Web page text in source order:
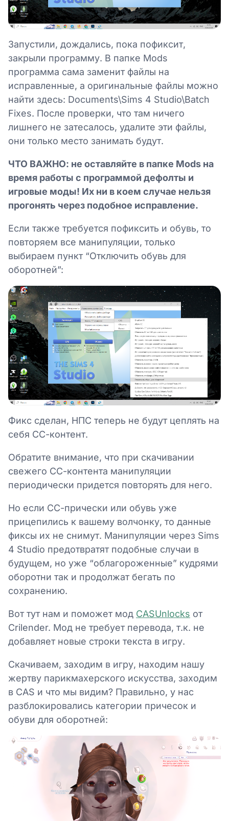
Запустили, дождались, пока пофиксит,
закрыли программу. В папке Mods
программа сама заменит файлы на
исправленные, а оригинальные файлы можно
найти здесь: Documents\Sims 4 Studio\Batch
Fixes. После проверки, что там ничего
лишнего не затесалось, удалите эти файлы,
они только место занимать будут.
ЧТО ВАЖНО: не оставляйте в папке Mods на
время работы с программой дефолты и
игровые моды! Их ни в коем случае нельзя
прогонять через подобное исправление.
Если также требуется пофиксить и обувь, то
повторяем все манипуляции, только
выбираем пункт “Отключить обувь для
оборотней”:
Фикс сделан, НПС теперь не будут цеплять на
себя СС-контент.
Обратите внимание, что при скачивании
свежего СС-контента манипуляции
периодически придется повторять для него.
Но если СС-прически или обувь уже
прицепились к вашему волчонку, то данные
фиксы их не снимут. Манипуляции через Sims
4 Studio предотвратят подобные случаи в
будущем, но уже “облагороженные” кудрями
оборотни так и продолжат бегать по
сохранению.
Вот тут нам и поможет мод CASUnlocks от
Crilender. Мод не требует перевода, т.к. не
добавляет новые строки текста в игру.
Скачиваем, заходим в игру, находим нашу
жертву парикмахерского искусства, заходим
в CAS и что мы видим? Правильно, у нас
разблокировались категории причесок и
обуви для оборотней: